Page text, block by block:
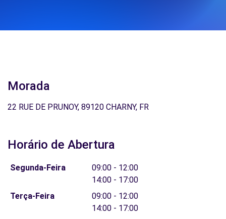
Morada
22 RUE DE PRUNOY, 89120 CHARNY, FR
Horário de Abertura
Segunda-Feira
09:00 - 12:00
14:00 - 17:00
Terça-Feira
09:00 - 12:00
14:00 - 17:00